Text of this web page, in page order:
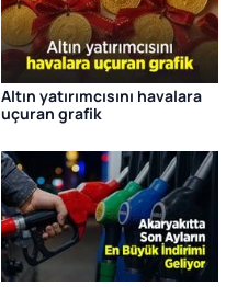
Altın yatırımcısını havalara
uçuran grafik